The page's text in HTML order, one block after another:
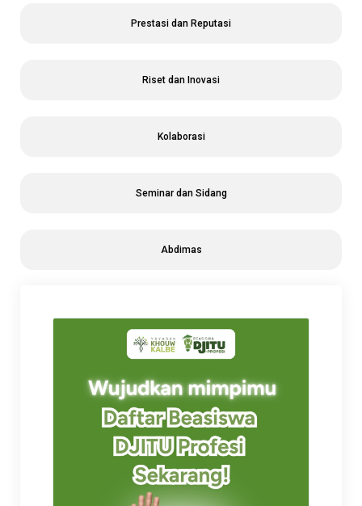
Prestasi dan Reputasi
Riset dan Inovasi
Kolaborasi
Seminar dan Sidang
Abdimas